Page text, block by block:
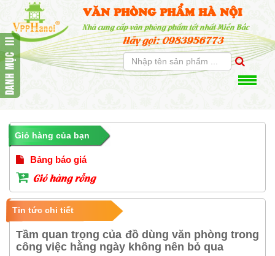
VĂN PHÒNG PHẨM HÀ NỘI
Nhà cung cấp văn phòng phẩm tốt nhất Miền Bắc
Hãy gọi: 0983956773
Giỏ hàng của bạn
Bảng báo giá
Giỏ hàng rỗng
Tin tức chi tiết
Tầm quan trọng của đồ dùng văn phòng trong
công việc hằng ngày không nên bỏ qua